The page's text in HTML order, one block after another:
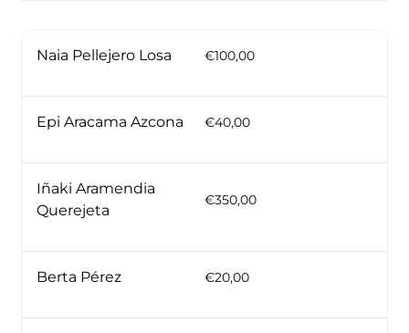
Naia Pellejero Losa €100,00
Epi Aracama Azcona €40,00
Iñaki Aramendia
Querejeta
€350,00
Berta Pérez €20,00